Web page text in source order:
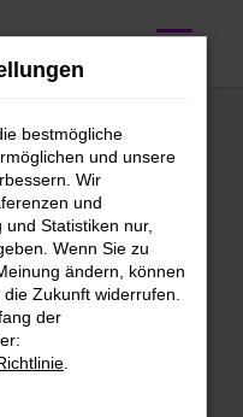
–
für VW
auf einen VW
bestmögliche
und unsere
Wir
und
Statistiken nur,
Wenn Sie zu
ändern, können
Zukunft widerrufen.
der